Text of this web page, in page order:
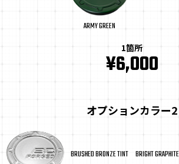
ARMY GREEN
1箇所
¥6,000
オプションカラー2
BRUSHED BRONZE TINT BRIGHT